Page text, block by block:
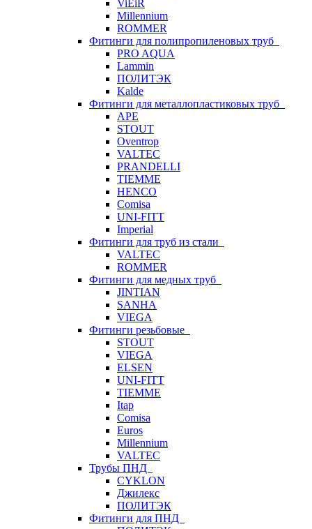
ViEiR
Millennium
ROMMER
Фитинги для полипропиленовых труб
PRO AQUA
Lammin
ПОЛИТЭК
Kalde
Фитинги для металлопластиковых труб
APE
STOUT
Oventrop
VALTEC
PRANDELLI
TIEMME
HENCO
Comisa
UNI-FITT
Imperial
Фитинги для труб из стали
VALTEC
ROMMER
Фитинги для медных труб
JINTIAN
SANHA
VIEGA
Фитинги резьбовые
STOUT
VIEGA
ELSEN
UNI-FITT
TIEMME
Itap
Comisa
Euros
Millennium
VALTEC
Трубы ПНД
CYKLON
Джилекс
ПОЛИТЭК
Фитинги для ПНД